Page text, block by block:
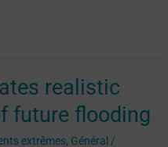
realistic
future flooding
extrêmes, Général /